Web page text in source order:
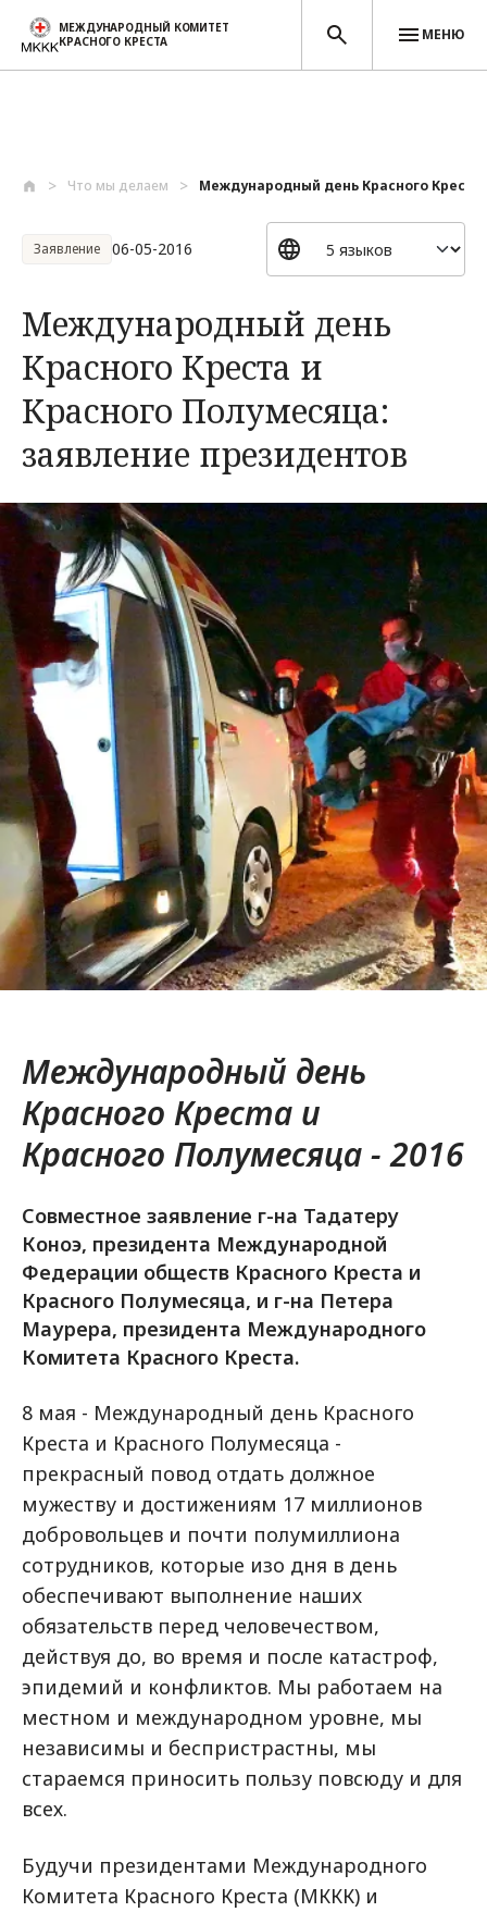
МЕЖДУНАРОДНЫЙ КОМИТЕТ
КРАСНОГО КРЕСТА
МЕНЮ
Что мы делаем Международный день Красного Креста
Заявление 06-05-2016
Международный день
Красного Креста и
Красного Полумесяца:
заявление президентов
Международный день
Красного Креста и
Красного Полумесяца - 2016
Совместное заявление г-на Тадатеру
Коноэ, президента Международной
Федерации обществ Красного Креста и
Красного Полумесяца, и г-на Петера
Маурера, президента Международного
Комитета Красного Креста.
8 мая - Международный день Красного
Креста и Красного Полумесяца -
прекрасный повод отдать должное
мужеству и достижениям 17 миллионов
добровольцев и почти полумиллиона
сотрудников, которые изо дня в день
обеспечивают выполнение наших
обязательств перед человечеством,
действуя до, во время и после катастроф,
эпидемий и конфликтов. Мы работаем на
местном и международном уровне, мы
независимы и беспристрастны, мы
стараемся приносить пользу повсюду и для
всех.
Будучи президентами Международного
Комитета Красного Креста (МККК) и